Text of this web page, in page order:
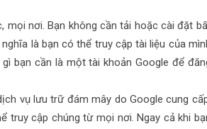
mọi nơi. Bạn không cần tải hoặc cài đặt
là bạn có thể truy cập tài liệu của
bạn cần là một tài khoản Google để
vụ lưu trữ đám mây do Google cung
truy cập chúng từ mọi nơi. Ngay cả khi